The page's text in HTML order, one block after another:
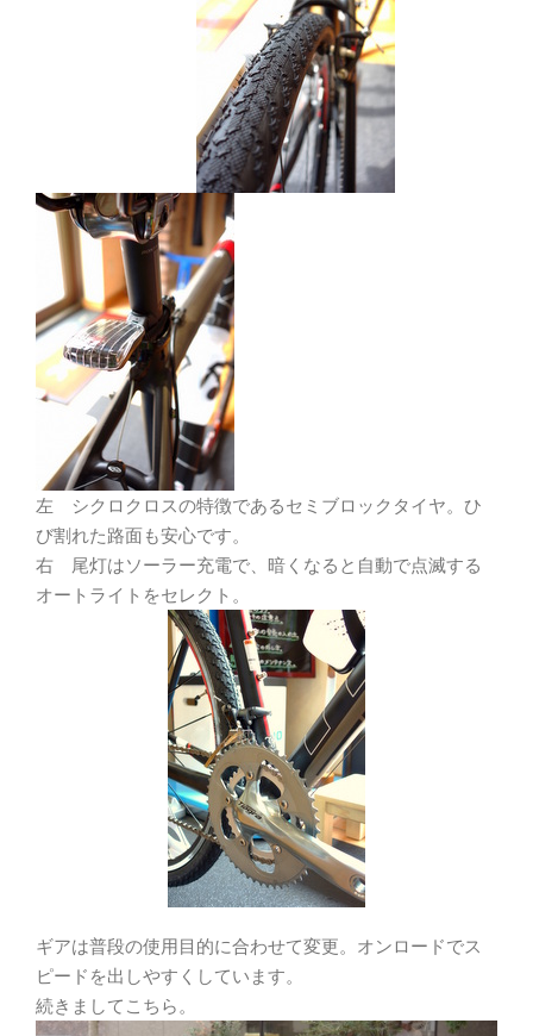
左 シクロクロスの特徴であるセミブロックタイヤ。ひ
び割れた路面も安心です。
右 尾灯はソーラー充電で、暗くなると自動で点滅する
オートライトをセレクト。
ギアは普段の使用目的に合わせて変更。オンロードでス
ピードを出しやすくしています。
続きましてこちら。